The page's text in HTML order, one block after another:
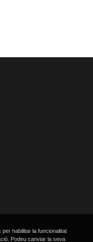
habilitar la funcionalitat
Podeu canviar la seva